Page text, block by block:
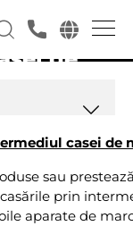
de
casei de
sau
prin
aparate de